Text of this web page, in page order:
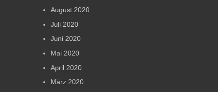
August 2020
Juli 2020
Juni 2020
Mai 2020
April 2020
März 2020